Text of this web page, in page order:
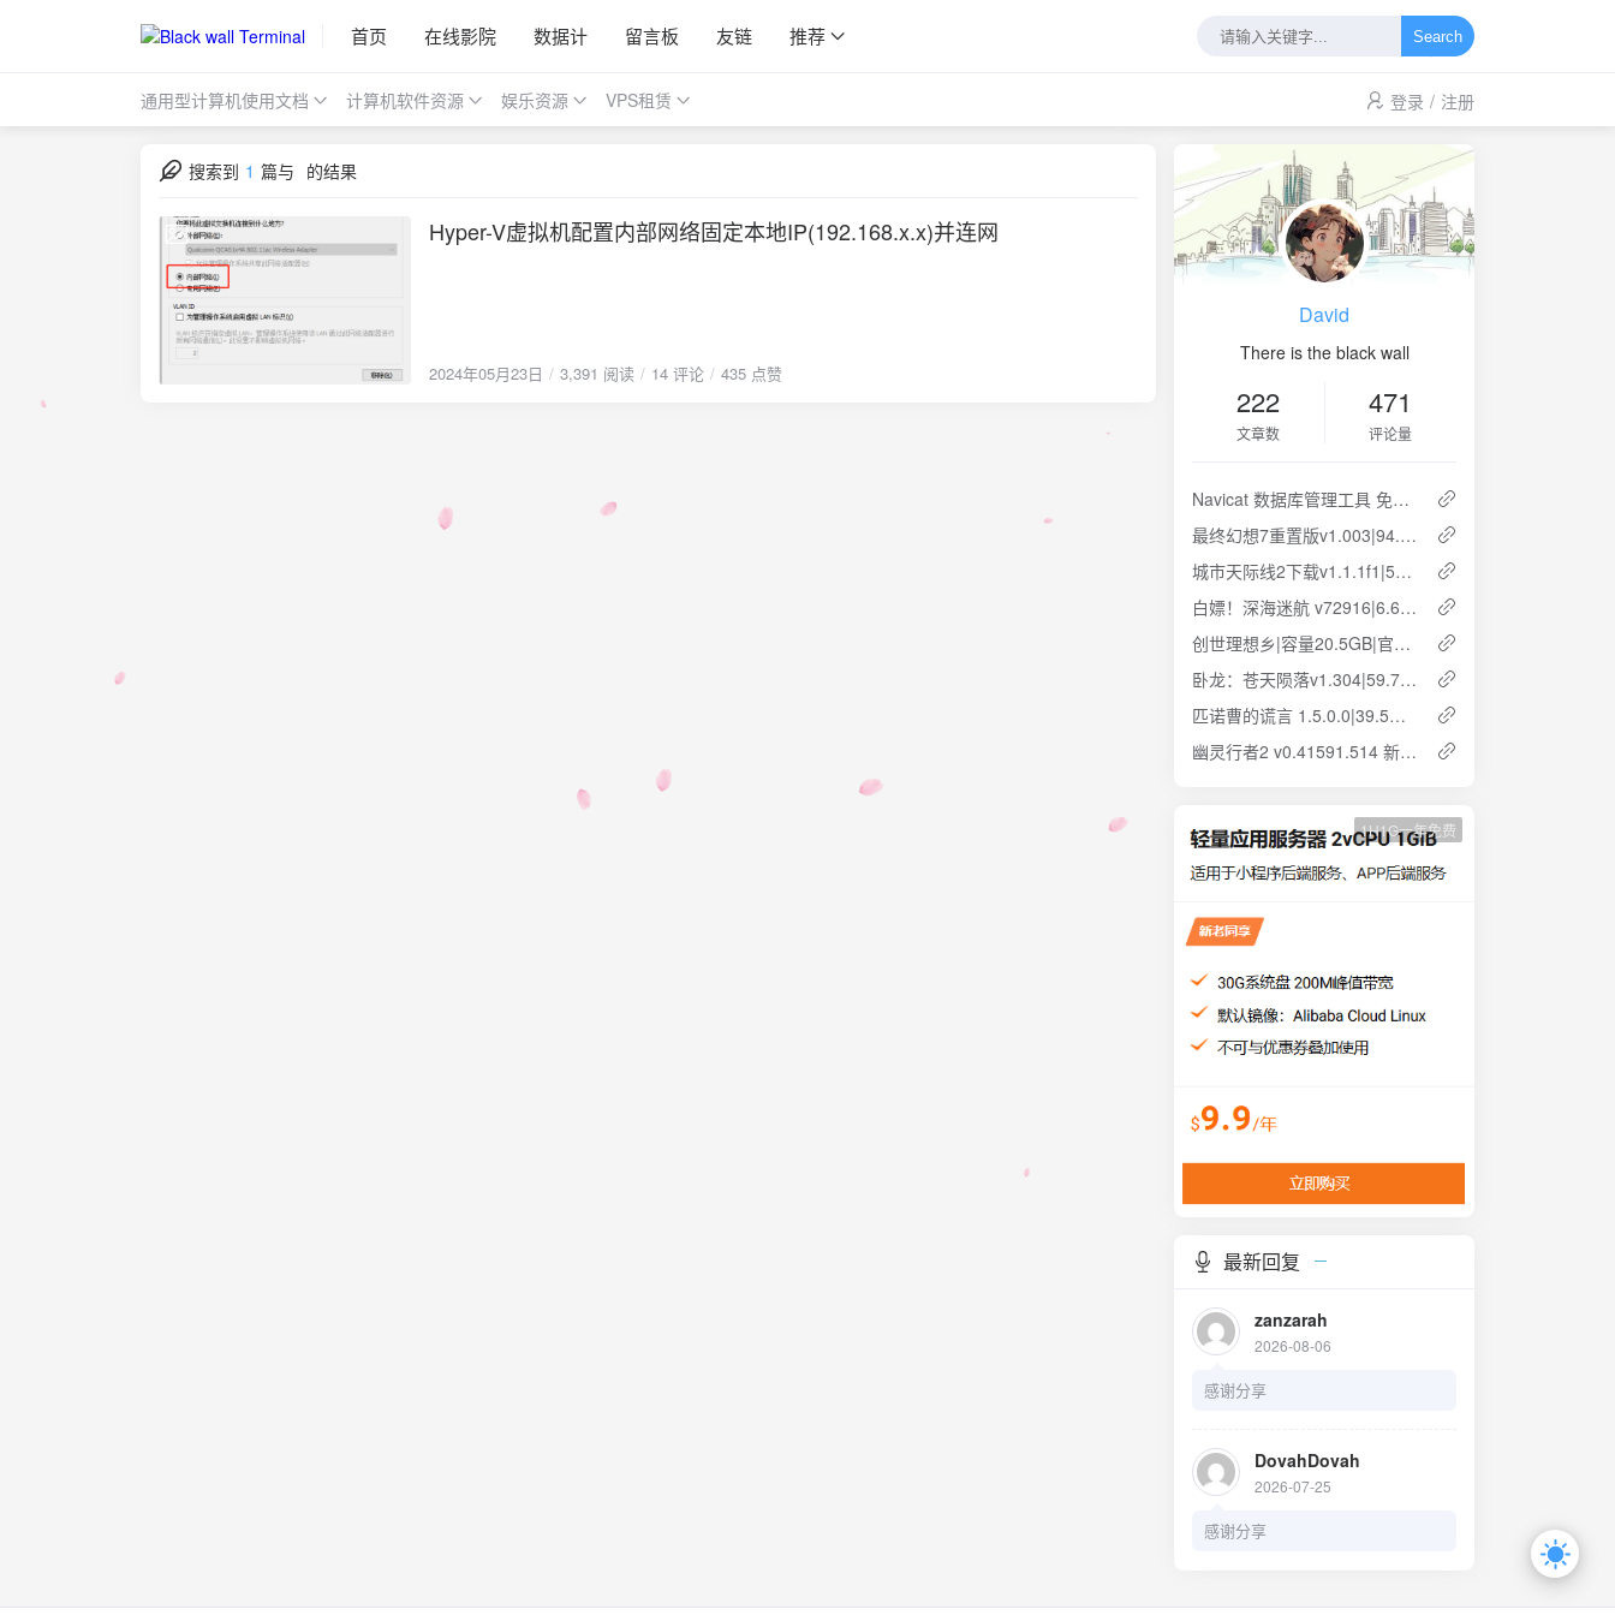
首页 在线影院 数据计 留言板 友链 推荐 Search
通用型计算机使用文档 计算机软件资源 娱乐资源 VPS租赁 登录 / 注册
搜索到 1 篇与 的结果
2024-05-23
Hyper-V虚拟机配置内部网络固定本地IP(192.168.x.x)并连网
2024年05月23日 3,391 阅读 14 评论 435 点赞
David
There is the black wall
222
文章数
471
评论量
Navicat 数据库管理工具 免安装版解压即用
最终幻想7重置版v1.003|94.3GB|官方简体中文|云盘下载 解压即玩
城市天际线2下载v1.1.1f1|59.3GB|官方简体中文 云盘下载 解压即玩
白嫖！深海迷航 v72916|6.65GB|简体中文 云盘下载 解压即玩
创世理想乡|容量20.5GB|官方简体中文 解压即玩 网盘下载
卧龙：苍天陨落v1.304|59.7GB|简体中文|解压即玩 免安装 云盘下载
匹诺曹的谎言 1.5.0.0|39.5GB|官方简体中文 解压即玩 云盘下载
幽灵行者2 v0.41591.514 新增dlc 官方中文 解压即玩 云盘下载
1H1G一年免费
最新回复
zanzarah
2026-08-06
感谢分享
DovahDovah
2026-07-25
感谢分享